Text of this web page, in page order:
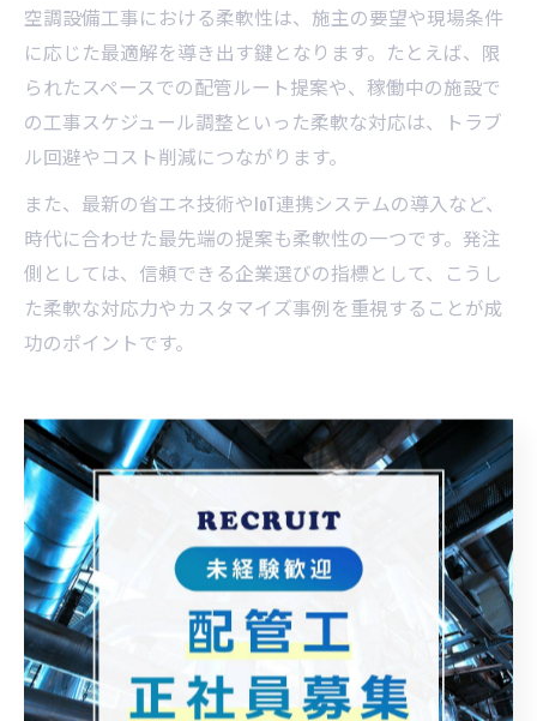
空調設備工事における柔軟性は、施主の要望や現場条件
に応じた最適解を導き出す鍵となります。たとえば、限
られたスペースでの配管ルート提案や、稼働中の施設で
の工事スケジュール調整といった柔軟な対応は、トラブ
ル回避やコスト削減につながります。
また、最新の省エネ技術やIoT連携システムの導入など、
時代に合わせた最先端の提案も柔軟性の一つです。発注
側としては、信頼できる企業選びの指標として、こうし
た柔軟な対応力やカスタマイズ事例を重視することが成
功のポイントです。
最適な空調設備工事の選び方とは
何か
空調設備工事の選定ポイントと注意点
空調設備工事を依頼する際、最も重要なのは建物の用途
や規模、将来の拡張性に対応できるかという点です。例
えば、オフィスビルや工場、商業施設など、それぞれの